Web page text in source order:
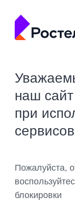
наш
при
сервисов
Пожалуйста,
блокировки